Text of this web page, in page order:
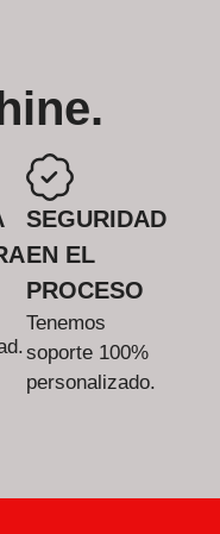
SEGURIDAD
EN EL
PROCESO
Tenemos
soporte 100%
personalizado.